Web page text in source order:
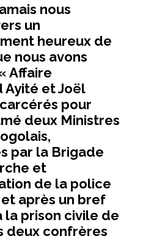
nous
un
heureux de
nous avons
Affaire
Ayité et Joël
pour
deux Ministres
par la Brigade
et
de la police
après un bref
la prison civile de
deux confrères